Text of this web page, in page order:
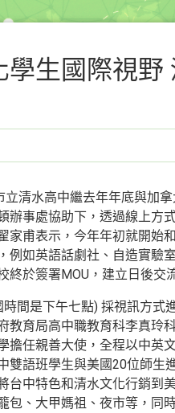
學生國際視
立清水高中繼去年年底與加
辦事處協助下，透過線上方
家甫表示，今年年初就開始
例如英語話劇社、自造實驗
於簽署MOU，建立日後交
間是下午七點) 採視訊方
教育局高中職教育科李真玲
擔任親善大使，全程以中
雙語班學生與美國20位師
台中特色和清水文化行銷
包、大甲媽祖、夜市等，同